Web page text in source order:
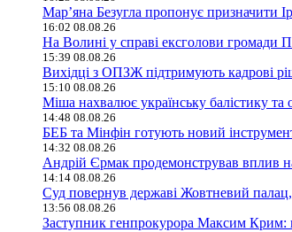
Мар’яна Безугла пропонує призначити
16:02 08.08.26
На Волині у справі ексголови громади
15:39 08.08.26
Вихідці з ОПЗЖ підтримують кадрові
15:10 08.08.26
Міша нахвалює українську балістику та
14:48 08.08.26
БЕБ та Мінфін готують новий
14:32 08.08.26
Андрій Єрмак продемонстрував вплив на
14:14 08.08.26
Суд повернув державі Жовтневий
13:56 08.08.26
Заступник генпрокурора Максим Крим: